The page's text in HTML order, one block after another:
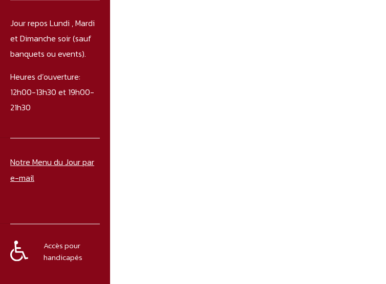
Jour repos Lundi , Mardi
et Dimanche soir (sauf
banquets ou events).
Heures d’ouverture:
12h00-13h30 et 19h00-
21h30
Notre Menu du Jour par
e-mail
Accès pour
handicapés